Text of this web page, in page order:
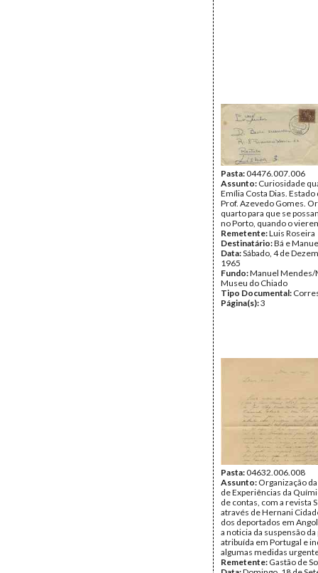
Pasta:04476.007.006
Assunto: Curiosidade
Emília Costa Dias. Estado
Prof. Azevedo Gomes.
quarto para que se
no Porto, quando o
Remetente:Luis Roseira
Destinatário:Bá e
Data:Sábado, 4 de
1965
Fundo:Manuel Mendes/
Museu do Chiado
Tipo Documental:
Página(s):3
Pasta:04632.006.008
Assunto: Organização
de Experiências da
de contas, com a revista
através de Hernani
dos deportados em
a noticia da suspensão da
atribuída em Portugal e
algumas medidas
Remetente: Gastão de